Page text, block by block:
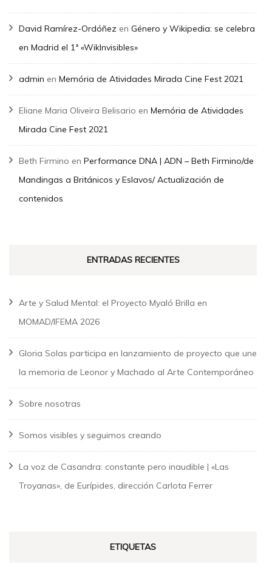
David Ramírez-Ordóñez en Género y Wikipedia: se celebra
en Madrid el 1ª «WikInvisibles»
admin en Memória de Atividades Mirada Cine Fest 2021
Eliane Maria Oliveira Belisario en Memória de Atividades
Mirada Cine Fest 2021
Beth Firmino en Performance DNA | ADN – Beth Firmino/de
Mandingas a Británicos y Eslavos/ Actualización de
contenidos
ENTRADAS RECIENTES
Arte y Salud Mental: el Proyecto Myaló Brilla en
MOMAD/IFEMA 2026
Gloria Solas participa en lanzamiento de proyecto que une
la memoria de Leonor y Machado al Arte Contemporáneo
Sobre nosotras
Somos visibles y seguimos creando
La voz de Casandra: constante pero inaudible | «Las
Troyanas», de Eurípides, dirección Carlota Ferrer
ETIQUETAS